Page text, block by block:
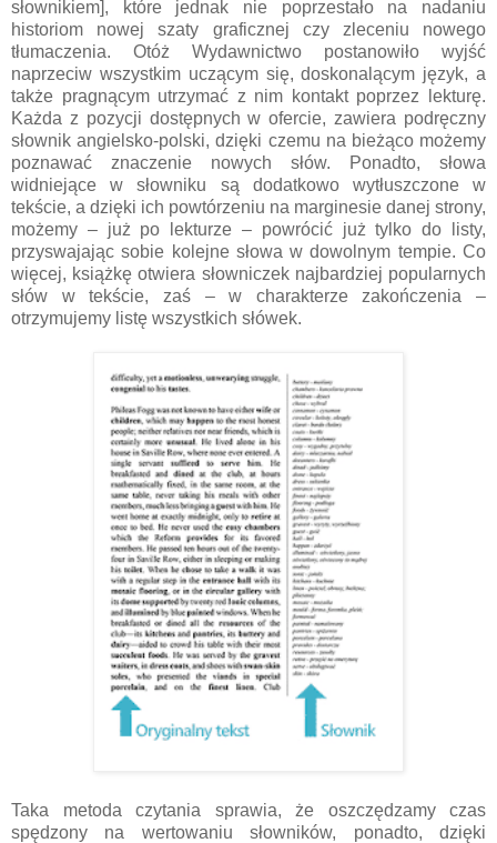
słownikiem], które jednak nie poprzestało na nadaniu
historiom nowej szaty graficznej czy zleceniu nowego
tłumaczenia. Otóż Wydawnictwo postanowiło wyjść
naprzeciw wszystkim uczącym się, doskonalącym język, a
także pragnącym utrzymać z nim kontakt poprzez lekturę.
Każda z pozycji dostępnych w ofercie, zawiera podręczny
słownik angielsko-polski, dzięki czemu na bieżąco możemy
poznawać znaczenie nowych słów. Ponadto, słowa
widniejące w słowniku są dodatkowo wytłuszczone w
tekście, a dzięki ich powtórzeniu na marginesie danej strony,
możemy – już po lekturze – powrócić już tylko do listy,
przyswajając sobie kolejne słowa w dowolnym tempie. Co
więcej, książkę otwiera słowniczek najbardziej popularnych
słów w tekście, zaś – w charakterze zakończenia –
otrzymujemy listę wszystkich słówek.
Taka metoda czytania sprawia, że oszczędzamy czas
spędzony na wertowaniu słowników, ponadto, dzięki